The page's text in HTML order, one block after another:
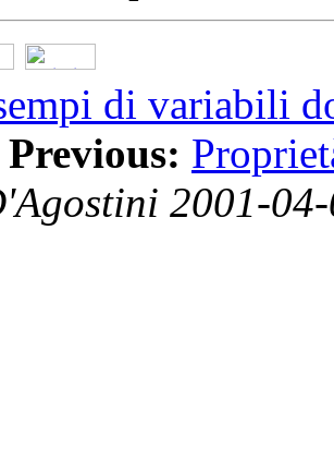
di variabili
Previous:
2001-